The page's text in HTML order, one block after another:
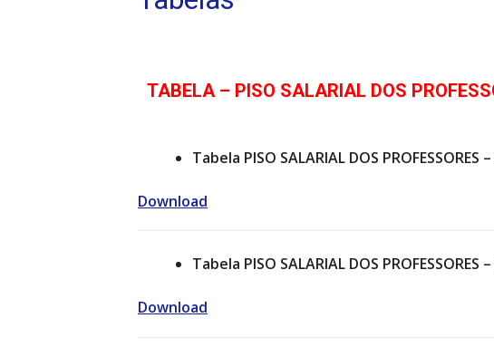
TABELA – PISO SALARIAL DOS
Tabela PISO SALARIAL DOS PROFESSORES
Download
Tabela PISO SALARIAL DOS PROFESSORES
Download